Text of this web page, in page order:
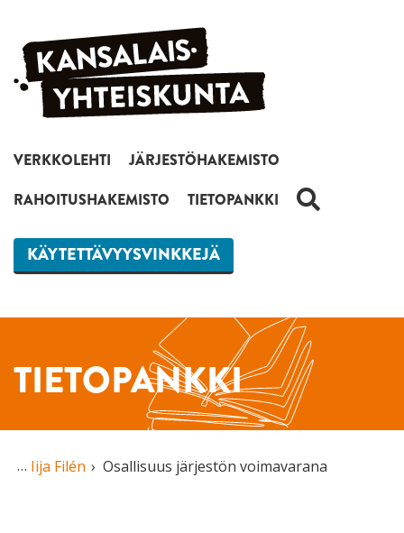
Siirry sisältöön
VERKKOLEHTI
JÄRJESTÖHAKEMISTO
RAHOITUSHAKEMISTO
TIETOPANKKI HAKU
KÄYTETTÄVYYSVINKKEJÄ
TIETOPANKKI
Iija Filén Osallisuus järjestön voimavarana